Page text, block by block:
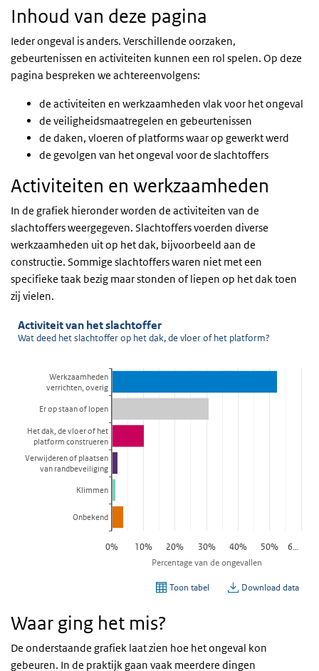
Inhoud van deze pagina
Ieder ongeval is anders. Verschillende oorzaken,
gebeurtenissen en activiteiten kunnen een rol spelen. Op deze
pagina bespreken we achtereenvolgens:
de activiteiten en werkzaamheden vlak voor het ongeval
de veiligheidsmaatregelen en gebeurtenissen
de daken, vloeren of platforms waar op gewerkt werd
de gevolgen van het ongeval voor de slachtoffers
Activiteiten en werkzaamheden
In de grafiek hieronder worden de activiteiten van de
slachtoffers weergegeven. Slachtoffers voerden diverse
werkzaamheden uit op het dak, bijvoorbeeld aan de
constructie. Sommige slachtoffers waren niet met een
specifieke taak bezig maar stonden of liepen op het dak toen
zij vielen.
Waar ging het mis?
De onderstaande grafiek laat zien hoe het ongeval kon
gebeuren. In de praktijk gaan vaak meerdere dingen